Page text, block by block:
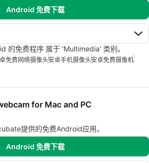
Android 免费下载
的免费程序 属于 'Multimedia' 类别。
免费网络摄像头安卓手机摄像头安卓免费摄像机
for Mac and PC
提供的免费Android应用。
Android 免费下载